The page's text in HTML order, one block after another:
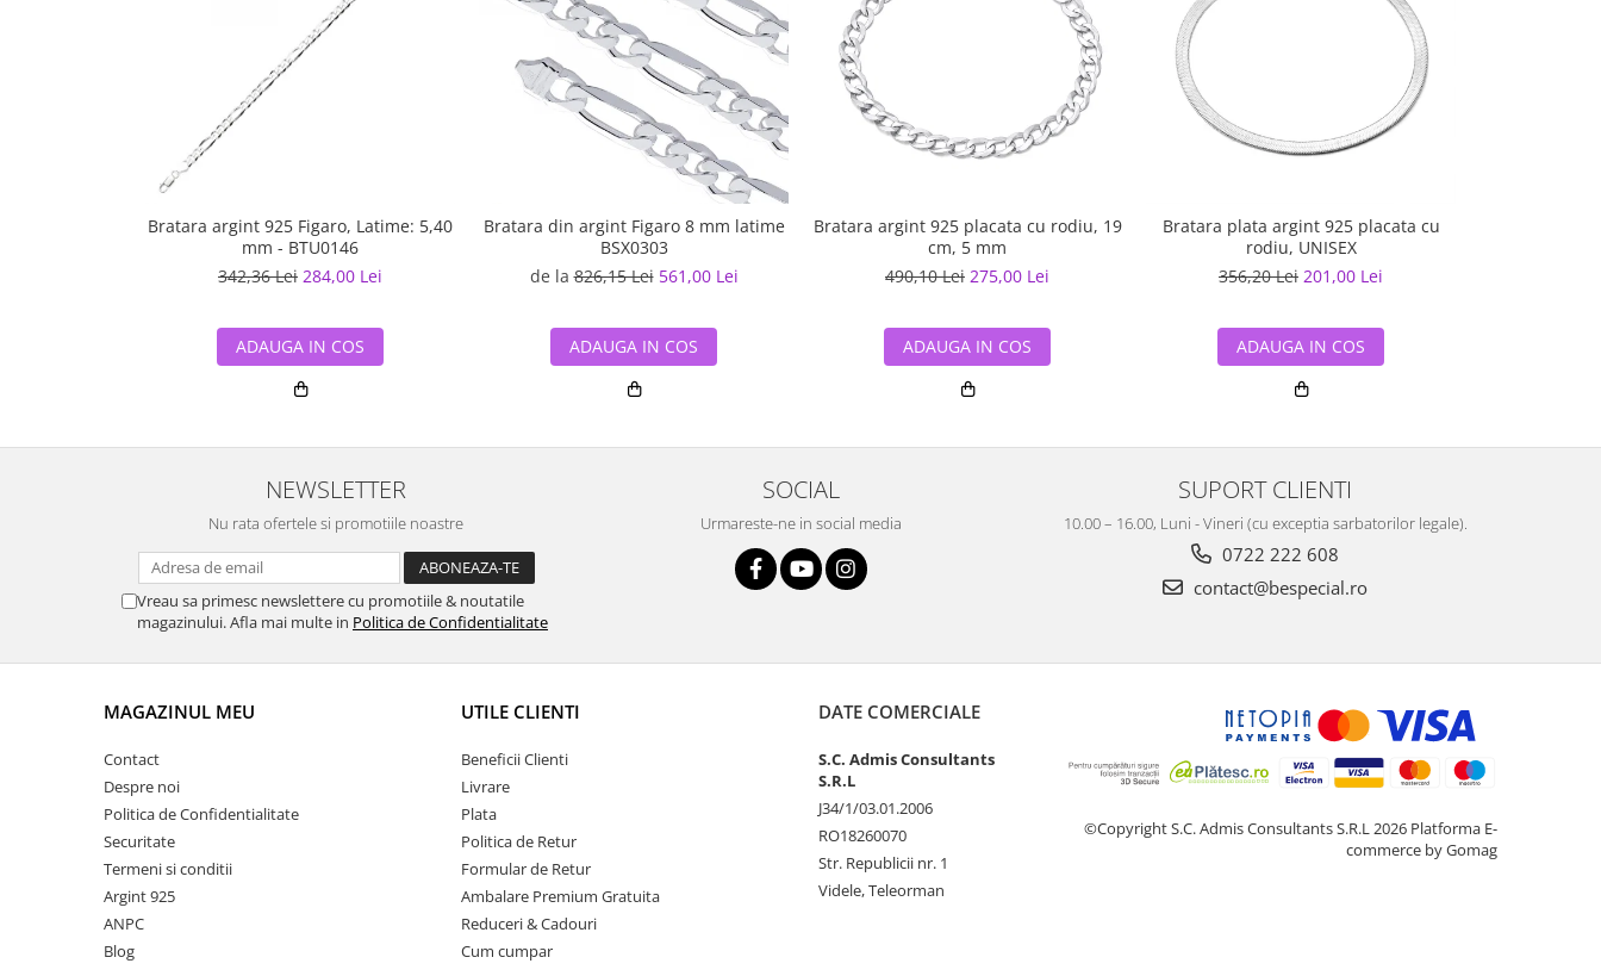
Bratara argint 925 Figaro, Latime: 5,40
mm - BTU0146
342,36 Lei 284,00 Lei
ADAUGA IN COS
Bratara din argint Figaro 8 mm latime
BSX0303
de la826,15 Lei 561,00 Lei
ADAUGA IN COS
Bratara argint 925 placata cu rodiu, 19
cm, 5 mm
490,10 Lei 275,00 Lei
ADAUGA IN COS
Bratara plata argint 925 placata cu
rodiu, UNISEX
356,20 Lei 201,00 Lei
ADAUGA IN COS
NEWSLETTER
Nu rata ofertele si promotiile noastre
Vreau sa primesc newslettere cu promotiile & noutatile
magazinului. Afla mai multe in Politica de Confidentialitate
SOCIAL
Urmareste-ne in social media
SUPORT CLIENTI
10.00 – 16.00, Luni - Vineri (cu exceptia sarbatorilor legale).
0722 222 608
contact@bespecial.ro
MAGAZINUL MEU
Contact
Despre noi
Politica de Confidentialitate
Securitate
Termeni si conditii
Argint 925
ANPC
Blog
UTILE CLIENTI
Beneficii Clienti
Livrare
Plata
Politica de Retur
Formular de Retur
Ambalare Premium Gratuita
Reduceri & Cadouri
Cum cumpar
DATE COMERCIALE
S.C. Admis Consultants
S.R.L
J34/1/03.01.2006
RO18260070
Str. Republicii nr. 1
Videle, Teleorman
©Copyright S.C. Admis Consultants S.R.L 2026 Platforma E-
commerce by Gomag